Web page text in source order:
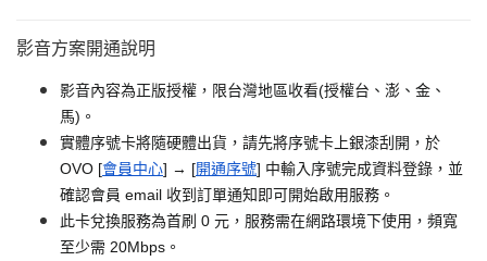
影音方案開通說明
影音內容為正版授權，限台灣地區收看(授權台、澎、金、
馬)。
實體序號卡將隨硬體出貨，請先將序號卡上銀漆刮開，於
OVO [會員中心] → [開通序號] 中輸入序號完成資料登錄，並
確認會員 email 收到訂單通知即可開始啟用服務。
此卡兌換服務為首刷 0 元，服務需在網路環境下使用，頻寬
至少需 20Mbps。